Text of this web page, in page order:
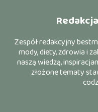
Zespół redakcyjny
mody, diety, zdrowia i
naszą wiedzą,
złożone tematy